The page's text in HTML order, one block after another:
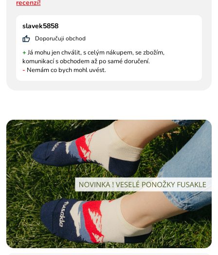
recenzí!
slavek5858
Doporučuji obchod
+ Já mohu jen chválit, s celým nákupem, se zbožím,
komunikací s obchodem až po samé doručení.
- Nemám co bych mohl uvést.